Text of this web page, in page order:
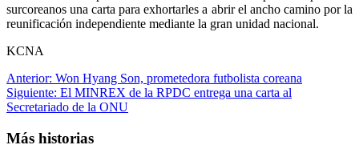
surcoreanos una carta para exhortarles a abrir el ancho camino por la
reunificación independiente mediante la gran unidad nacional.
KCNA
Navegación
de
Anterior: Won Hyang Son, prometedora futbolista coreana
Siguiente: El MINREX de la RPDC entrega una carta al
Secretariado de la ONU
Más historias